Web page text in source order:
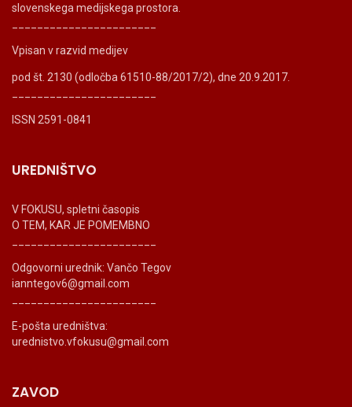
slovenskega medijskega prostora.
Vpisan v razvid medijev
pod št. 2130 (odločba 61510-88/2017/2), dne 20.9.2017.
ISSN 2591-0841
UREDNIŠTVO
V FOKUSU, spletni časopis
O TEM, KAR JE POMEMBNO
Odgovorni urednik: Vančo Tegov
ianntegov6@gmail.com
E-pošta uredništva:
urednistvo.vfokusu@gmail.com
ZAVOD